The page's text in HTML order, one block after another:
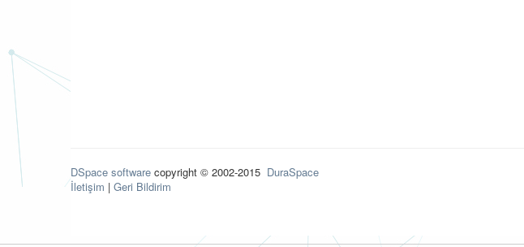
DSpace software copyright © 2002-2015 DuraSpace
İletişim | Geri Bildirim